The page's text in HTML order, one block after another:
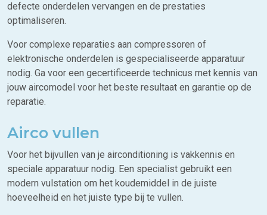
defecte onderdelen vervangen en de prestaties
optimaliseren.
Voor complexe reparaties aan compressoren of
elektronische onderdelen is gespecialiseerde apparatuur
nodig. Ga voor een gecertificeerde technicus met kennis van
jouw aircomodel voor het beste resultaat en garantie op de
reparatie.
Airco vullen
Voor het bijvullen van je airconditioning is vakkennis en
speciale apparatuur nodig. Een specialist gebruikt een
modern vulstation om het koudemiddel in de juiste
hoeveelheid en het juiste type bij te vullen.